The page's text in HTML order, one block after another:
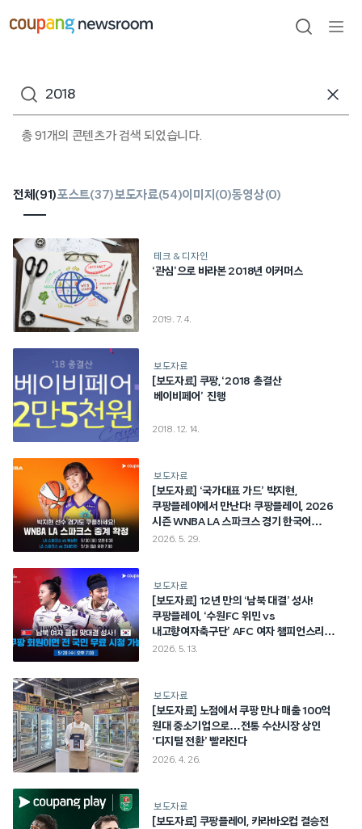
건너뛰기
검색
검색어
총 91개의 콘텐츠가 검색 되었습니다.
전체(91)포스트(37)보도자료(54)이미지(0)동영상(0)
테크 & 디자인
‘관심’으로 바라본 2018년 이커머스
2019. 7. 4.
보도자료
[보도자료] 쿠팡, ‘2018 총결산
베이비페어’ 진행
2018. 12. 14.
보도자료
[보도자료] ‘국가대표 가드’ 박지현,
쿠팡플레이에서 만난다! 쿠팡플레이, 2026
시즌 WNBA LA 스파크스 경기 한국어
생중계
2026. 5. 29.
보도자료
[보도자료] 12년 만의 ‘남북 대결’ 성사!
쿠팡플레이, ‘수원FC 위민 vs
내고향여자축구단’ AFC 여자 챔피언스리그
4강전 생중계…전 국민 무료 제공
2026. 5. 13.
보도자료
[보도자료] 노점에서 쿠팡 만나 매출 100억
원대 중소기업으로…전통 수산시장 상인
‘디지털 전환’ 빨라진다
2026. 4. 26.
보도자료
[보도자료] 쿠팡플레이, 카라바오컵 결승전